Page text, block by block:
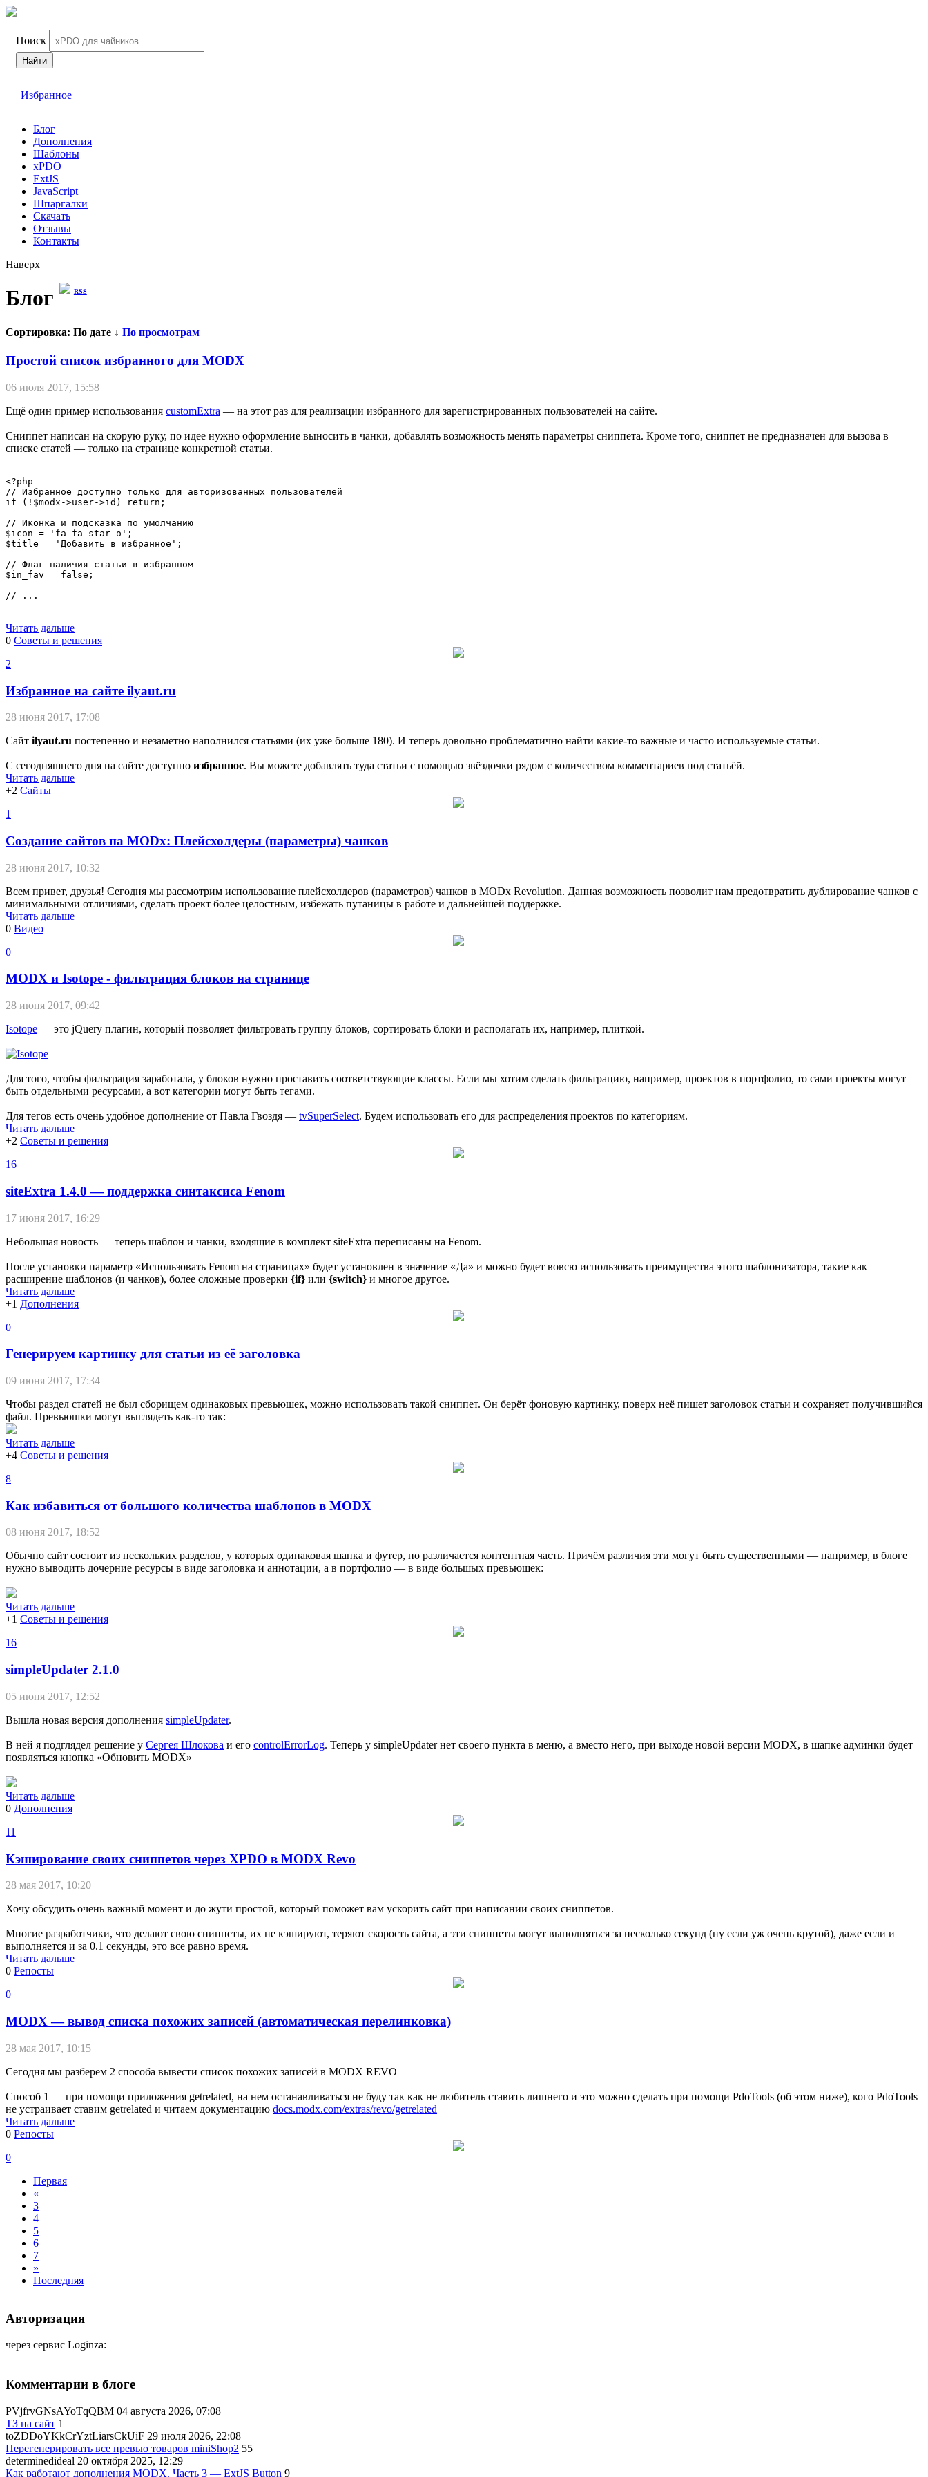
Поиск
Найти
Избранное
Блог
Дополнения
Шаблоны
xPDO
ExtJS
JavaScript
Шпаргалки
Скачать
Отзывы
Контакты
Наверх
Блог RSS
Сортировка: По дате ↓ По просмотрам
Простой список избранного для MODX
06 июля 2017, 15:58
Ещё один пример использования customExtra — на этот раз для реализации избранного для зарегистрированных пользователей на сайте.
Сниппет написан на скорую руку, по идее нужно оформление выносить в чанки, добавлять возможность менять параметры сниппета. Кроме того, сниппет не предназначен для вызова в
списке статей — только на странице конкретной статьи.
<?php
// Избранное доступно только для авторизованных пользователей
if (!$modx->user->id) return;
// Иконка и подсказка по умолчанию
$icon = 'fa fa-star-o';
$title = 'Добавить в избранное';
// Флаг наличия статьи в избранном
$in_fav = false;
// ...
Читать дальше
0 Советы и решения
2
Избранное на сайте ilyaut.ru
28 июня 2017, 17:08
Сайт ilyaut.ru постепенно и незаметно наполнился статьями (их уже больше 180). И теперь довольно проблематично найти какие-то важные и часто используемые статьи.
С сегодняшнего дня на сайте доступно избранное. Вы можете добавлять туда статьи с помощью звёздочки рядом с количеством комментариев под статьёй.
Читать дальше
+2 Сайты
1
Создание сайтов на MODx: Плейсхолдеры (параметры) чанков
28 июня 2017, 10:32
Всем привет, друзья! Сегодня мы рассмотрим использование плейсхолдеров (параметров) чанков в MODx Revolution. Данная возможность позволит нам предотвратить дублирование чанков с
минимальными отличиями, сделать проект более целостным, избежать путаницы в работе и дальнейшей поддержке.
Читать дальше
0 Видео
0
MODX и Isotope - фильтрация блоков на странице
28 июня 2017, 09:42
Isotope — это jQuery плагин, который позволяет фильтровать группу блоков, сортировать блоки и располагать их, например, плиткой.
Для того, чтобы фильтрация заработала, у блоков нужно проставить соответствующие классы. Если мы хотим сделать фильтрацию, например, проектов в портфолио, то сами проекты могут
быть отдельными ресурсами, а вот категории могут быть тегами.
Для тегов есть очень удобное дополнение от Павла Гвоздя — tvSuperSelect. Будем использовать его для распределения проектов по категориям.
Читать дальше
+2 Советы и решения
16
siteExtra 1.4.0 — поддержка синтаксиса Fenom
17 июня 2017, 16:29
Небольшая новость — теперь шаблон и чанки, входящие в комплект siteExtra переписаны на Fenom.
После установки параметр «Использовать Fenom на страницах» будет установлен в значение «Да» и можно будет вовсю использовать преимущества этого шаблонизатора, такие как
расширение шаблонов (и чанков), более сложные проверки {if} или {switch} и многое другое.
Читать дальше
+1 Дополнения
0
Генерируем картинку для статьи из её заголовка
09 июня 2017, 17:34
Чтобы раздел статей не был сборищем одинаковых превьюшек, можно использовать такой сниппет. Он берёт фоновую картинку, поверх неё пишет заголовок статьи и сохраняет получившийся
файл. Превьюшки могут выглядеть как-то так:
Читать дальше
+4 Советы и решения
8
Как избавиться от большого количества шаблонов в MODX
08 июня 2017, 18:52
Обычно сайт состоит из нескольких разделов, у которых одинаковая шапка и футер, но различается контентная часть. Причём различия эти могут быть существенными — например, в блоге
нужно выводить дочерние ресурсы в виде заголовка и аннотации, а в портфолио — в виде большых превьюшек:
Читать дальше
+1 Советы и решения
16
simpleUpdater 2.1.0
05 июня 2017, 12:52
Вышла новая версия дополнения simpleUpdater.
В ней я подглядел решение у Сергея Шлокова и его controlErrorLog. Теперь у simpleUpdater нет своего пункта в меню, а вместо него, при выходе новой версии MODX, в шапке админки будет
появляться кнопка «Обновить MODX»
Читать дальше
0 Дополнения
11
Кэширование своих сниппетов через XPDO в MODX Revo
28 мая 2017, 10:20
Хочу обсудить очень важный момент и до жути простой, который поможет вам ускорить сайт при написании своих сниппетов.
Многие разработчики, что делают свою сниппеты, их не кэшируют, теряют скорость сайта, а эти сниппеты могут выполняться за несколько секунд (ну если уж очень крутой), даже если и
выполняется и за 0.1 секунды, это все равно время.
Читать дальше
0 Репосты
0
MODX — вывод списка похожих записей (автоматическая перелинковка)
28 мая 2017, 10:15
Сегодня мы разберем 2 способа вывести список похожих записей в MODX REVO
Способ 1 — при помощи приложения getrelated, на нем останавливаться не буду так как не любитель ставить лишнего и это можно сделать при помощи PdoTools (об этом ниже), кого PdoTools
не устраивает ставим getrelated и читаем документацию docs.modx.com/extras/revo/getrelated
Читать дальше
0 Репосты
0
Первая
«
3
4
5
6
7
»
Последняя
Авторизация
через сервис Loginza:
Комментарии в блоге
PVjfrvGNsAYoTqQBM 04 августа 2026, 07:08
ТЗ на сайт 1
toZDDoYKkCrYztLiarsCkUiF 29 июля 2026, 22:08
Перегенерировать все превью товаров miniShop2 55
determinedideal 20 октября 2025, 12:29
Как работают дополнения MODX. Часть 3 — ExtJS Button 9